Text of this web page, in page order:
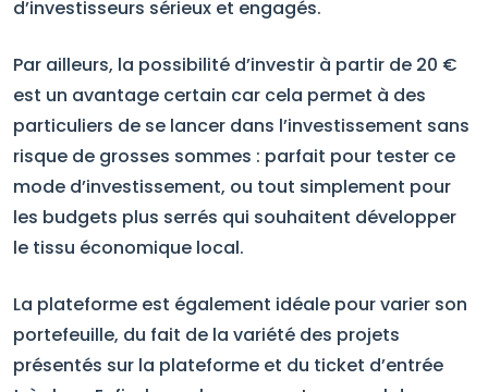
d’investisseurs sérieux et engagés.
Par ailleurs, la possibilité d’investir à partir de 20 €
est un avantage certain car cela permet à des
particuliers de se lancer dans l’investissement sans
risque de grosses sommes : parfait pour tester ce
mode d’investissement, ou tout simplement pour
les budgets plus serrés qui souhaitent développer
le tissu économique local.
La plateforme est également idéale pour varier son
portefeuille, du fait de la variété des projets
présentés sur la plateforme et du ticket d’entrée